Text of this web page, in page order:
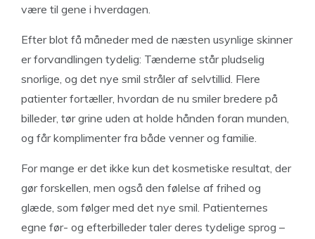
være til gene i hverdagen.
Efter blot få måneder med de næsten usynlige skinner
er forvandlingen tydelig: Tænderne står pludselig
snorlige, og det nye smil stråler af selvtillid. Flere
patienter fortæller, hvordan de nu smiler bredere på
billeder, tør grine uden at holde hånden foran munden,
og får komplimenter fra både venner og familie.
For mange er det ikke kun det kosmetiske resultat, der
gør forskellen, men også den følelse af frihed og
glæde, som følger med det nye smil. Patienternes
egne før- og efterbilleder taler deres tydelige sprog –